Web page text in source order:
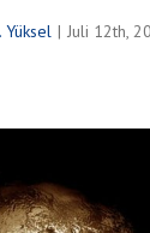
Yüksel | Juli 12th,